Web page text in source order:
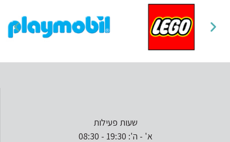
שעות פעילות
א' - ה': 19:30 - 08:30